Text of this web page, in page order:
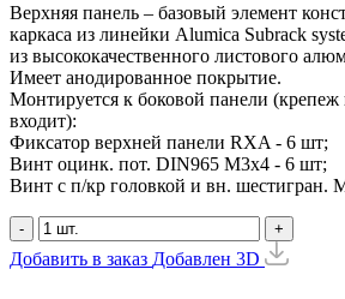
Верхняя панель – базовый элемент
каркаса из линейки Alumica Subrack
из высококачественного листового
Имеет анодированное покрытие.
Монтируется к боковой панели (крепеж
входит):
Фиксатор верхней панели RXA - 6 шт;
Винт оцинк. пот. DIN965 М3х4 - 6 шт;
Винт с п/кр головкой и вн. шестигран.
- +
Добавить в заказ Добавлен 3D